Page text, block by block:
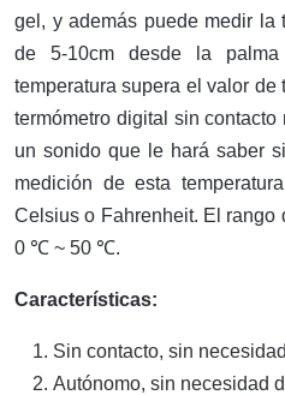
gel, y además puede medir la
de 5-10cm desde la
temperatura supera el valor de
termómetro digital sin
un sonido que le hará saber
medición de esta
Celsius o Fahrenheit. El rango
0 ℃ ~ 50 ℃.
Características:
Sin contacto, sin
Autónomo, sin necesidad